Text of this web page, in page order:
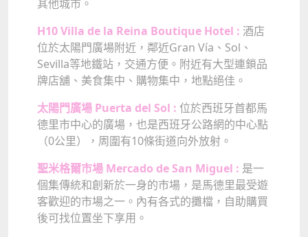
其他城市。
H10 Villa de la Reina Boutique Hotel : 酒店
位於太陽門廣場附近，鄰近Gran Vía、Sol、
Sevilla等地鐵站，交通方便。附近有大型連鎖品
牌店舖、美食集中、購物集中，地點絕佳。
太陽門廣場 Puerta del Sol : 位於西班牙首都馬
德里市中心的廣場，也是西班牙公路網的中心點
（0公里），周圍有10條街道向外放射。
聖米格爾市場 Mercado de San Miguel : 是一
個集傳統和創新於一身的市場，是馬德里最受遊
客歡迎的市場之一。內有各式的攤檔，自助購買
後可找位置坐下享用。